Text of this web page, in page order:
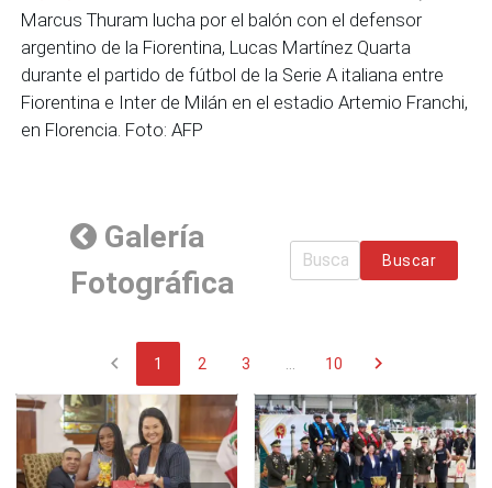
Marcus Thuram lucha por el balón con el defensor
argentino de la Fiorentina, Lucas Martínez Quarta
durante el partido de fútbol de la Serie A italiana entre
Fiorentina e Inter de Milán en el estadio Artemio Franchi,
en Florencia. Foto: AFP
Galería
Fotográfica
Buscar
chevron_left 1 2 3 10 chevron_right